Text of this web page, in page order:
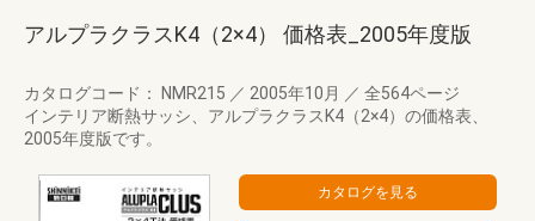
アルプラクラスK4（2×4） 価格表_2005年度版
カタログコード： NMR215 ／ 2005年10月 ／ 全564ページ
インテリア断熱サッシ、アルプラクラスK4（2×4）の価格表、
2005年度版です。